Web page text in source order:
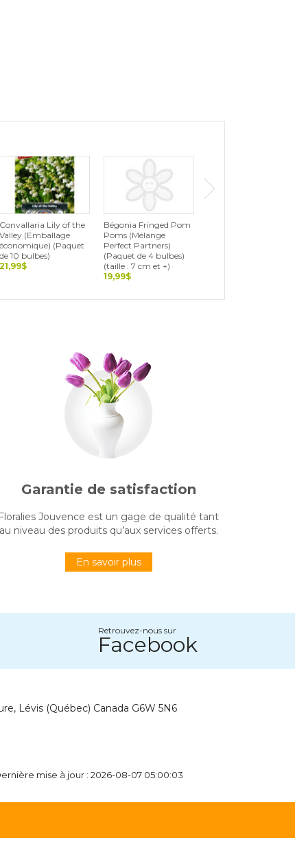
Convallaria Lily of the
Valley (Emballage
économique) (Paquet
de 10 bulbes)
21,99$
Bégonia Fringed Pom
Poms (Mélange
Perfect Partners)
(Paquet de 4 bulbes)
(taille : 7 cm et +)
19,99$
Garantie de satisfaction
Floralies Jouvence est un gage de qualité tant
au niveau des produits qu’aux services offerts.
En savoir plus
Retrouvez-nous sur
Facebook
Lévis (Québec) Canada G6W 5N6
mise à jour : 2026-08-07 05:00:03